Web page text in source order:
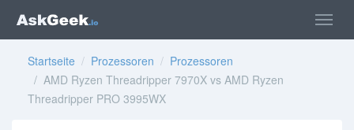
Startseite / Prozessoren / Prozessoren
/ AMD Ryzen Threadripper 7970X vs AMD Ryzen
Threadripper PRO 3995WX